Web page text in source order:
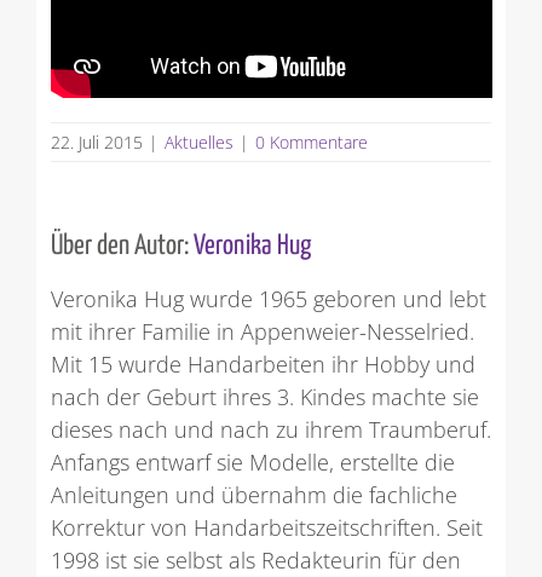
22. Juli 2015 | Aktuelles | 0 Kommentare
Über den Autor:Veronika Hug
Veronika Hug wurde 1965 geboren und lebt
mit ihrer Familie in Appenweier-Nesselried.
Mit 15 wurde Handarbeiten ihr Hobby und
nach der Geburt ihres 3. Kindes machte sie
dieses nach und nach zu ihrem Traumberuf.
Anfangs entwarf sie Modelle, erstellte die
Anleitungen und übernahm die fachliche
Korrektur von Handarbeitszeitschriften. Seit
1998 ist sie selbst als Redakteurin für den